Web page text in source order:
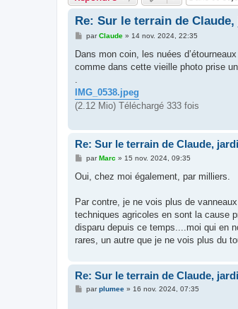
Re: Sur le terrain de
M
s
a
parClaude» 14 nov. 2024, 22:35
Dans mon coin, les nuées
comme dans cette vieille photo prise
.
IMG_0538.jpeg
(2.12 Mio) Téléchargé 333 fois
Re: Sur le terrain de Claude,
M
s
g
parMarc » 15 nov. 2024, 09:35
Oui, chez moi également, par milliers.
Par contre, je ne vois plus de
techniques agricoles en sont la cause
disparu depuis ce temps....moi qui en
rares, un autre que je ne vois plus du
Re: Sur le terrain de Claude,
Mparplumee» 16 nov. 2024, 07:35